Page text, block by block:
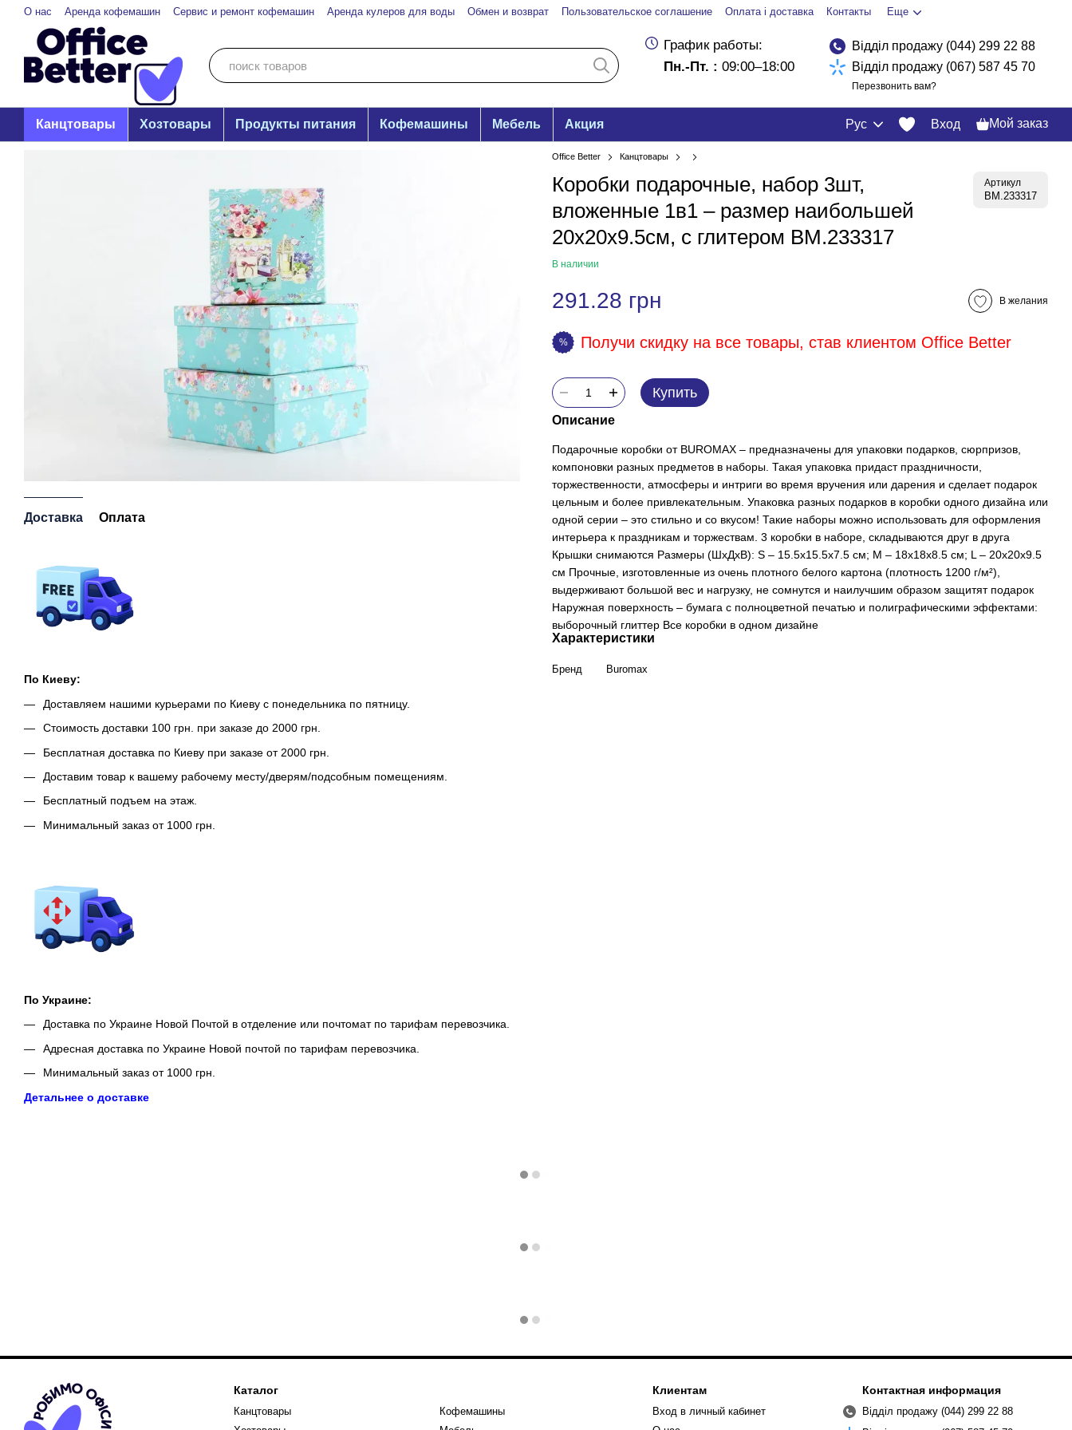
Перейти к основному контенту
О нас Аренда кофемашин Сервис и ремонт кофемашин Аренда кулеров для воды Обмен и возврат Пользовательское соглашение Оплата і доставка Контакты Еще
График работы:
Пн.-Пт. : 09:00–18:00
Відділ продажу (044) 299 22 88
Відділ продажу (067) 587 45 70
Перезвонить вам?
Канцтовары Хозтовары Продукты питания Кофемашины Мебель Акция Рус Вход Мой заказ
Доставка Оплата
По Киеву:
Доставляем нашими курьерами по Киеву с понедельника по пятницу.
Стоимость доставки 100 грн. при заказе до 2000 грн.
Бесплатная доставка по Киеву при заказе от 2000 грн.
Доставим товар к вашему рабочему месту/дверям/подсобным помещениям.
Бесплатный подъем на этаж.
Минимальный заказ от 1000 грн.
По Украине:
Доставка по Украине Новой Почтой в отделение или почтомат по тарифам перевозчика.
Адресная доставка по Украине Новой почтой по тарифам перевозчика.
Минимальный заказ от 1000 грн.
Детальнее о доставке
Office Better Канцтовары
Коробки подарочные, набор 3шт,
вложенные 1в1 – размер наибольшей
20х20х9.5см, с глитером BM.233317
Артикул
BM.233317
В наличии
291.28 грн В желания
% Получи скидку на все товары, став клиентом Office Better
Купить
Описание
Подарочные коробки от BUROMAX – предназначены для упаковки подарков, сюрпризов,
компоновки разных предметов в наборы. Такая упаковка придаст праздничности,
торжественности, атмосферы и интриги во время вручения или дарения и сделает подарок
цельным и более привлекательным. Упаковка разных подарков в коробки одного дизайна или
одной серии – это стильно и со вкусом! Такие наборы можно использовать для оформления
интерьера к праздникам и торжествам. 3 коробки в наборе, складываются друг в друга
Крышки снимаются Размеры (ШхДхВ): S – 15.5х15.5х7.5 см; M – 18х18х8.5 см; L – 20х20х9.5
см Прочные, изготовленные из очень плотного белого картона (плотность 1200 г/м²),
выдерживают большой вес и нагрузку, не сомнутся и наилучшим образом защитят подарок
Наружная поверхность – бумага с полноцветной печатью и полиграфическими эффектами:
выборочный глиттер Все коробки в одном дизайне
Характеристики
Бренд Buromax
Каталог
Канцтовары
Кофемашины
Клиентам
Вход в личный кабинет
Контактная информация
Відділ продажу (044) 299 22 88